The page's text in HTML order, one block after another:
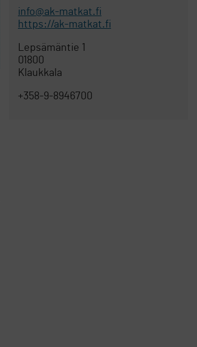
info@ak-matkat.fi
https://ak-matkat.fi
Lepsämäntie 1
01800
Klaukkala
+358-9-8946700